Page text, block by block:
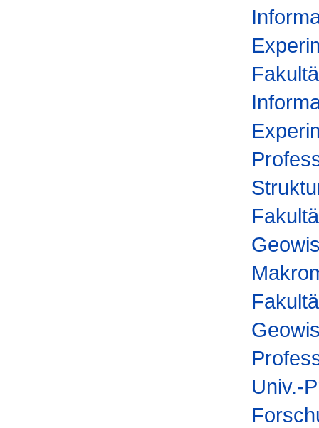
Univ.-